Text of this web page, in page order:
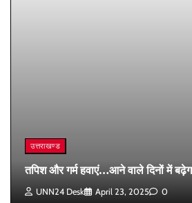
उत्तराखण्ड
तपिश और गर्म हवाएं…आने वाले दिनों में
UNN24 Desk April 23, 2025 0